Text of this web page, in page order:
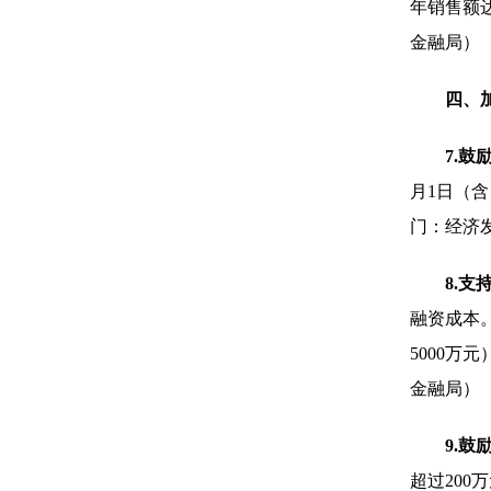
年销售额
金融局）
四、
7.鼓
月1日（
门：经济
8.支
融资成本
5000万元
金融局）
9.鼓
超过200